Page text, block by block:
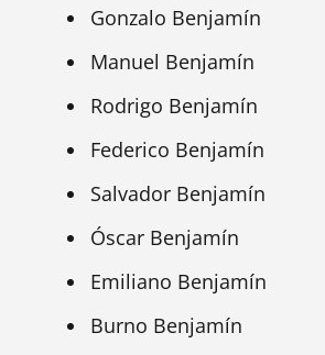
Gonzalo Benjamín
Manuel Benjamín
Rodrigo Benjamín
Federico Benjamín
Salvador Benjamín
Óscar Benjamín
Emiliano Benjamín
Burno Benjamín